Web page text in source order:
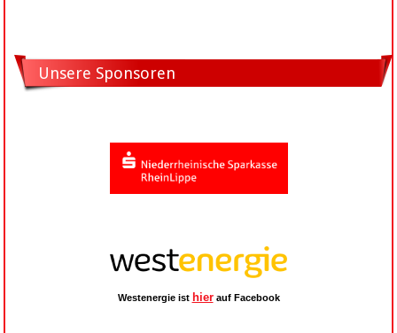
Unsere Sponsoren
Westenergie ist hierauf Facebook